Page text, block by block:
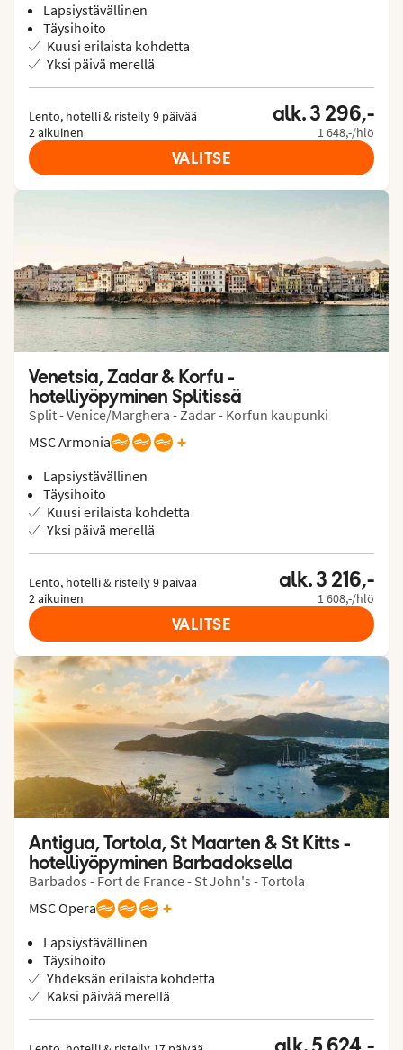
Lapsiystävällinen
Täysihoito
Kuusi erilaista kohdetta
Yksi päivä merellä
Lento, hotelli & risteily 9 päivää
2 aikuinen
alk. 3 296,-
1 648,-/hlö
VALITSE
Venetsia, Zadar & Korfu -
hotelliyöpyminen Splitissä
Split - Venice/Marghera - Zadar - Korfun kaupunki
MSC Armonia
+
Lapsiystävällinen
Täysihoito
Kuusi erilaista kohdetta
Yksi päivä merellä
Lento, hotelli & risteily 9 päivää
2 aikuinen
alk. 3 216,-
1 608,-/hlö
VALITSE
Antigua, Tortola, St Maarten & St Kitts -
hotelliyöpyminen Barbadoksella
Barbados - Fort de France - St John's - Tortola
MSC Opera
+
Lapsiystävällinen
Täysihoito
Yhdeksän erilaista kohdetta
Kaksi päivää merellä